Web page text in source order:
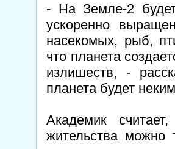
- На Земле-2
ускоренно
насекомых, рыб,
что планета
излишеств, -
планета будет
Академик
жительства можно